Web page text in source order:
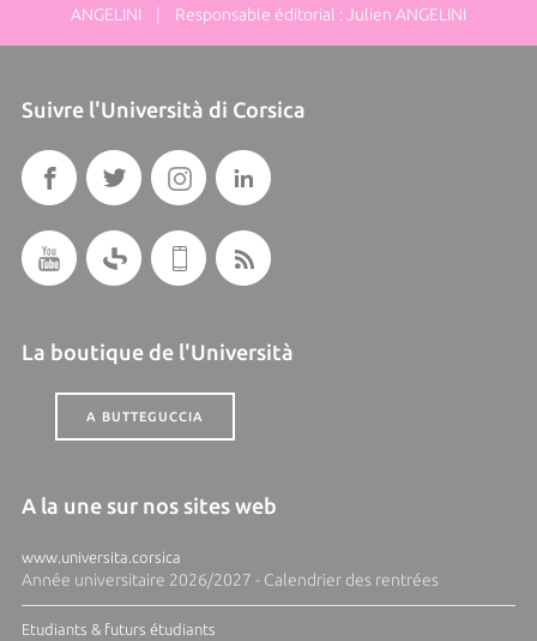
ANGELINI | Responsable éditorial : Julien ANGELINI
Suivre l'Università di Corsica
La boutique de l'Università
A BUTTEGUCCIA
A la une sur nos sites web
www.universita.corsica
Année universitaire 2026/2027 - Calendrier des rentrées
Etudiants & futurs étudiants